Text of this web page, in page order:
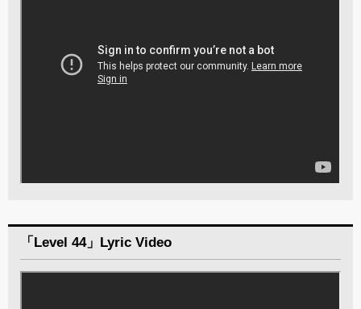
「Level 44」Lyric Video